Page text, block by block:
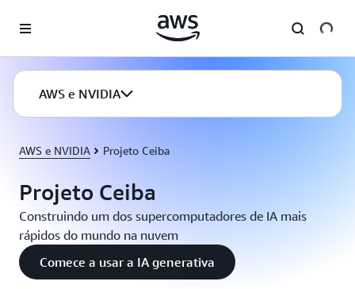
Pular para o conteúdo principal
AWS e NVIDIA
AWS e NVIDIA Projeto Ceiba
Projeto Ceiba
Construindo um dos supercomputadores de IA mais
rápidos do mundo na nuvem
Comece a usar a IA generativa